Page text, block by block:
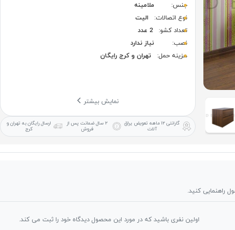
جنس:
ملامینه
نوع اتصالات:
الیت
تعداد کشو:
2 عدد
نصب:
نیاز ندارد
هزینه حمل:
تهران و کرج رایگان
نمایش بیشتر
گارانتی ۱۲ ماهه
تعویض یراق
آلات
۲ سال ضمانت
پس از
فروش
ارسال رایگانبه تهران و
کرج
راهنمایی کنید.
اولین نفری باشید که در مورد این محصول دیدگاه خود را ثبت می کند.